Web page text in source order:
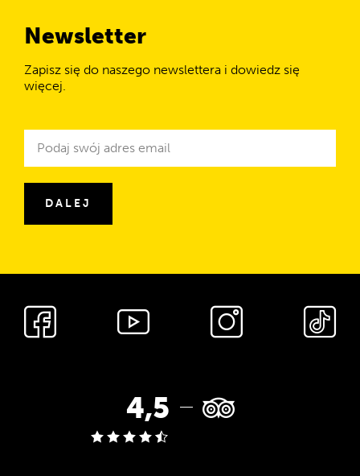
Newsletter
Zapisz się do naszego newslettera i dowiedz się
więcej.
Newsletter
DALEJ
Media
społecznościowe
Ocena
w
4,5